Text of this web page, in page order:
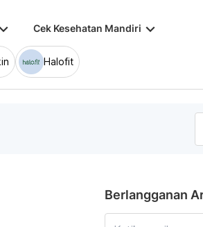
Cek Kesehatan Mandiri keyboard_arrow_down
Halofit
Berlangganan